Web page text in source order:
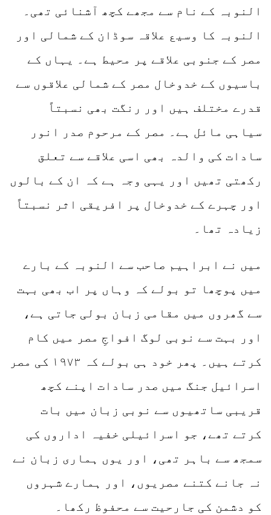
النوبہ کے نام سے مجھے کچھ آشنائی تھی۔
النوبہ کا وسیع علاقہ سوڈان کے شمالی اور
مصر کے جنوبی علاقے پر محیط ہے۔ یہاں کے
باسیوں کے خدوخال مصر کے شمالی علاقوں سے
قدرے مختلف ہیں اور رنگت بھی نسبتاً
سیاہی مائل ہے۔ مصر کے مرحوم صدر انور
سادات کی والدہ بھی اسی علاقے سے تعلق
رکھتی تھیں اور یہی وجہ ہے کہ ان کے بالوں
اور چہرے کے خدوخال پر افریقی اثر نسبتاً
زیادہ تھا۔
میں نے ابراہیم صاحب سے النوبہ کے بارے
میں پوچھا تو بولے کہ وہاں پر اب بھی بہت
سے گھروں میں مقامی زبان بولی جاتی ہے،
اور بہت سے نوبی لوگ افواجِ مصر میں کام
کرتے ہیں۔ پھر خود ہی بولے کہ ۱۹۷۳ کی مصر
اسرائیل جنگ میں صدر سادات اپنے کچھ
قریبی ساتھیوں سے نوبی زبان میں بات
کرتے تھے، جو اسرائیلی خفیہ اداروں کی
سمجھ سے باہر تھی، اور یوں ہماری زبان نے
نہ جانے کتنے مصریوں، اور ہمارے شہروں
کو دشمن کی جارحیت سے محفوظ رکھا۔